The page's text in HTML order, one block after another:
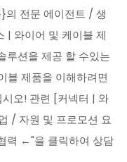
의 전문 에이전트 / 생
| 와이어 및 케이블 제
루션을 제공 할 수있는
블 제품을 이해하려면
오! 관련 [커넥터 | 와
/ 자원 및 프로모션 요
력 ←"을 클릭하여 상담